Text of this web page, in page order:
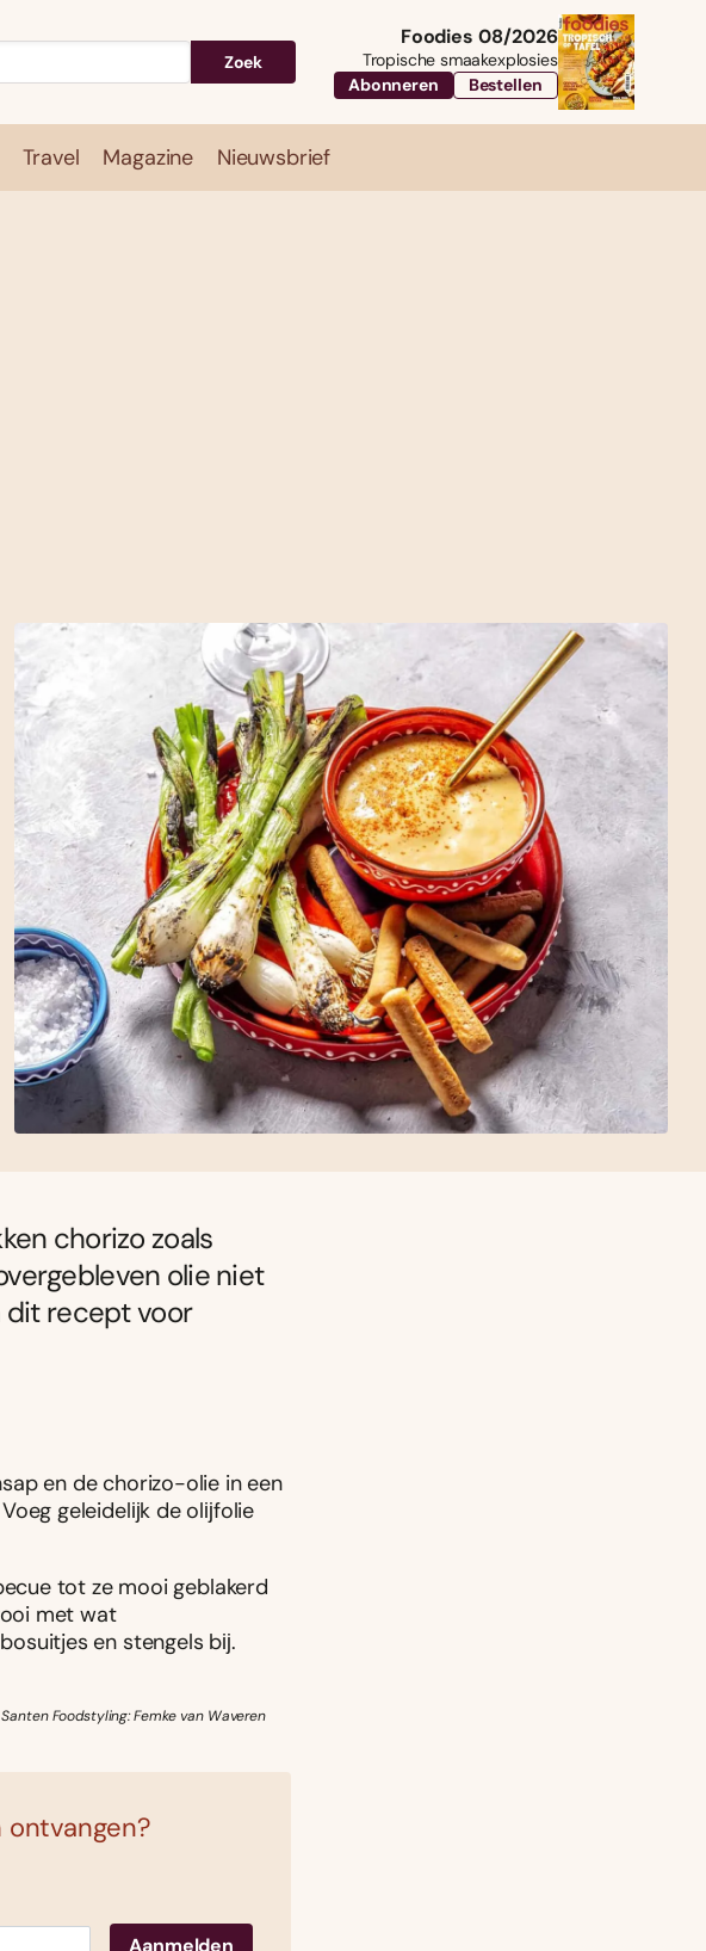
Zoek
Foodies 08/2026
Tropische smaakexplosies
Abonneren
Bestellen
Travel Magazine Nieuwsbrief
chorizo zoals
olie niet
dit recept voor
en de chorizo-olie in een
geleidelĳk de olĳfolie
tot ze mooi geblakerd
met wat
en stengels bĳ.
Foodstyling: Femke van Waveren